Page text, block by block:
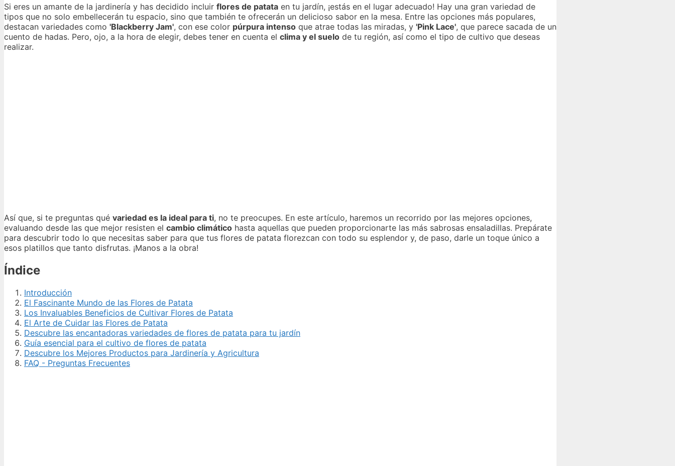
Si eres un amante de la jardinería y has decidido incluir flores de patata en tu jardín, ¡estás en el lugar adecuado! Hay una gran variedad de
tipos que no solo embellecerán tu espacio, sino que también te ofrecerán un delicioso sabor en la mesa. Entre las opciones más populares,
destacan variedades como 'Blackberry Jam', con ese color púrpura intenso que atrae todas las miradas, y 'Pink Lace', que parece sacada de un
cuento de hadas. Pero, ojo, a la hora de elegir, debes tener en cuenta el clima y el suelo de tu región, así como el tipo de cultivo que deseas
realizar.
Así que, si te preguntas qué variedad es la ideal para ti, no te preocupes. En este artículo, haremos un recorrido por las mejores opciones,
evaluando desde las que mejor resisten el cambio climático hasta aquellas que pueden proporcionarte las más sabrosas ensaladillas. Prepárate
para descubrir todo lo que necesitas saber para que tus flores de patata florezcan con todo su esplendor y, de paso, darle un toque único a
esos platillos que tanto disfrutas. ¡Manos a la obra!
Índice
Introducción
El Fascinante Mundo de las Flores de Patata
Los Invaluables Beneficios de Cultivar Flores de Patata
El Arte de Cuidar las Flores de Patata
Descubre las encantadoras variedades de flores de patata para tu jardín
Guía esencial para el cultivo de flores de patata
Descubre los Mejores Productos para Jardinería y Agricultura
FAQ - Preguntas Frecuentes